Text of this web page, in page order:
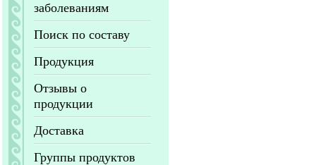
заболеваниям
Поиск по составу
Продукция
Отзывы о
продукции
Доставка
Группы продуктов